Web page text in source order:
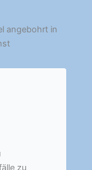
angebohrt in
zu